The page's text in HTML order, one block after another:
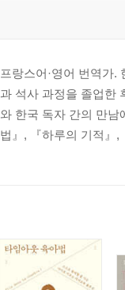
프랑스어·영어 번역가
과 석사 과정을 졸업한
와 한국 독자 간의 만남
법』, 『하루의 기적』,